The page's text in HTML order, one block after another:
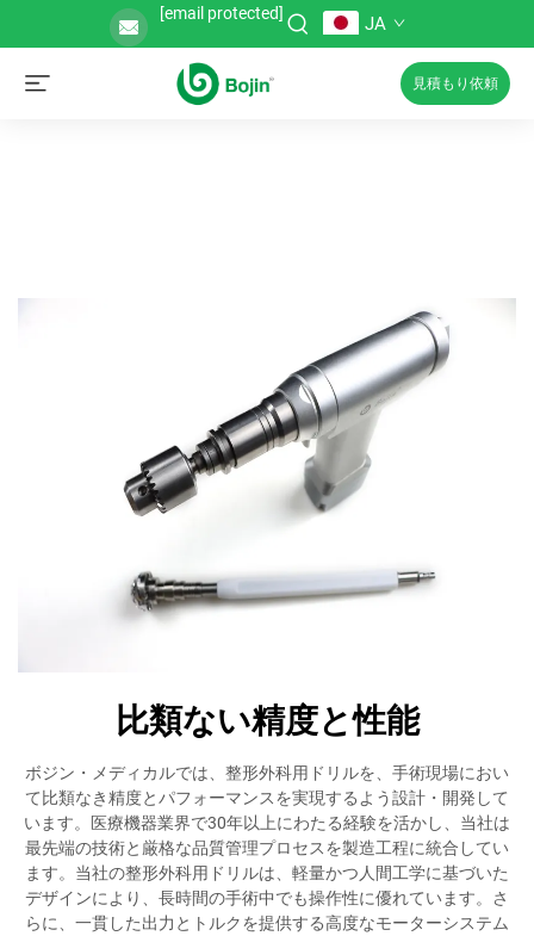
[email protected] JA
見積もり依頼
比類ない精度と性能
ボジン・メディカルでは、整形外科用ドリルを、手術現場におい
て比類なき精度とパフォーマンスを実現するよう設計・開発して
います。医療機器業界で30年以上にわたる経験を活かし、当社は
最先端の技術と厳格な品質管理プロセスを製造工程に統合してい
ます。当社の整形外科用ドリルは、軽量かつ人間工学に基づいた
デザインにより、長時間の手術中でも操作性に優れています。さ
らに、一貫した出力とトルクを提供する高度なモーターシステム